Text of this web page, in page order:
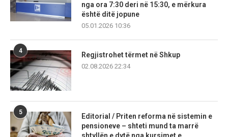
nga ora 7:30 deri në 15:30, e mërkura
është ditë jopune
05.01.2026 10:36
4
Regjistrohet tërmet në Shkup
02.08.2026 22:34
5
Editorial / Priten reforma në sistemin e
pensioneve – shteti mund ta marrë